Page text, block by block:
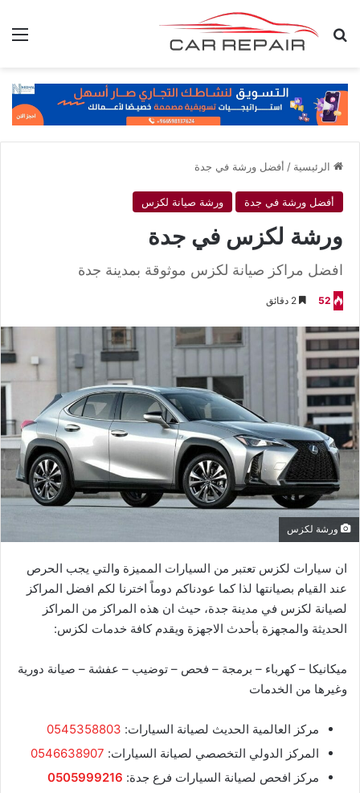
بحث عن
الرئيسية / أفضل ورشة في جدة
أفضل ورشة في جدة ورشة صيانة لكزس
ورشة لكزس في جدة
افضل مراكز صيانة لكزس موثوقة بمدينة جدة
52
ورشة لكزس
ان سيارات لكزس تعتبر من السيارات المميزة والتي يجب الحرص
عند القيام بصيانتها لذا كما عودناكم دوماً اخترنا لكم افضل المراكز
لصيانة لكزس في مدينة جدة، حيث ان هذه المراكز من المراكز
الحديثة والمجهزة بأحدث الاجهزة ويقدم كافة خدمات لكزس:
ميكانيكا – كهرباء – برمجة – فحص – توضيب – عفشة – صيانة دورية
وغيرها من الخدمات
مركز العالمية الحديث لصيانة السيارات: 0545358803
المركز الدولي التخصصي لصيانة السيارات: 0546638907
مركز افحص لصيانة السيارات فرع جدة: 0505999216